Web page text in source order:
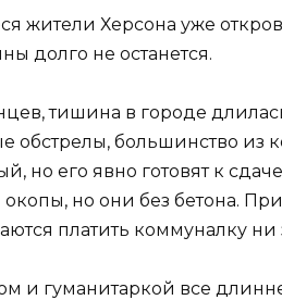
жители Херсона уже
долго не останется.
тишина в городе
обстрелы, большинство из
но его явно готовят к
но они без бетона.
платить коммуналку ни
и гуманитаркой все